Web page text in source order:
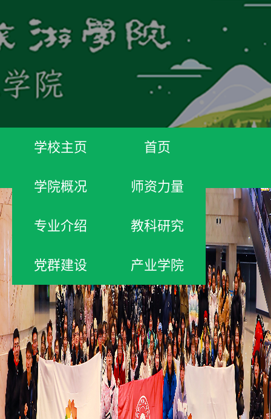
学校主页 首页
学院概况 师资力量
专业介绍 教科研究
党群建设 产业学院